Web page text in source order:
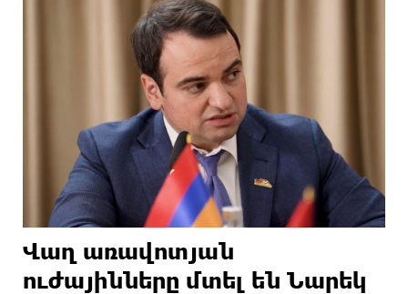
Վաղ առավոտյան
ուժայինները մտել են Նարեկ